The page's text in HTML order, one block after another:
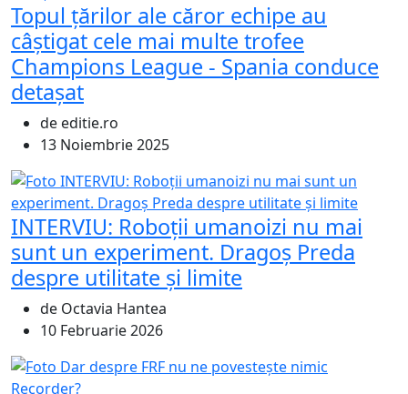
Topul țărilor ale căror echipe au
câștigat cele mai multe trofee
Champions League - Spania conduce
detașat
de editie.ro
13 Noiembrie 2025
INTERVIU: Roboții umanoizi nu mai
sunt un experiment. Dragoș Preda
despre utilitate și limite
de Octavia Hantea
10 Februarie 2026